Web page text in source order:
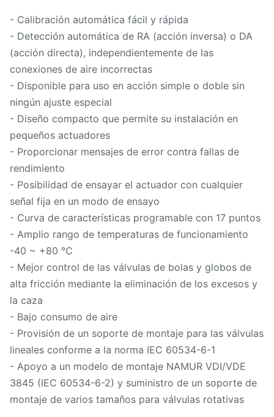
- Calibración automática fácil y rápida
- Detección automática de RA (acción inversa) o DA
(acción directa), independientemente de las
conexiones de aire incorrectas
- Disponible para uso en acción simple o doble sin
ningún ajuste especial
- Diseño compacto que permite su instalación en
pequeños actuadores
- Proporcionar mensajes de error contra fallas de
rendimiento
- Posibilidad de ensayar el actuador con cualquier
señal fija en un modo de ensayo
- Curva de características programable con 17 puntos
- Amplio rango de temperaturas de funcionamiento
-40 ~ +80 °C
- Mejor control de las válvulas de bolas y globos de
alta fricción mediante la eliminación de los excesos y
la caza
- Bajo consumo de aire
- Provisión de un soporte de montaje para las válvulas
lineales conforme a la norma IEC 60534-6-1
- Apoyo a un modelo de montaje NAMUR VDI/VDE
3845 (IEC 60534-6-2) y suministro de un soporte de
montaje de varios tamaños para válvulas rotativas